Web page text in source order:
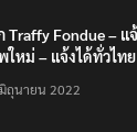
Traffy Fondue –
ใหม่ – แจ้งได้ทั่วไท
ถุนายน 2022